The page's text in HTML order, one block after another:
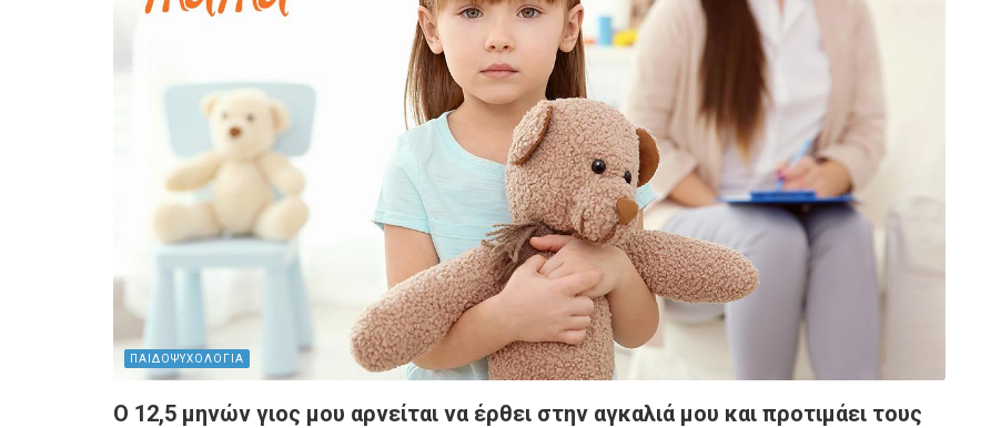
ΠΑΙΔΟΨΥΧΟΛΟΓΙΑ
Ο 12,5 μηνών γιος μου αρνείται να έρθει στην αγκαλιά μου και προτιμάει τους